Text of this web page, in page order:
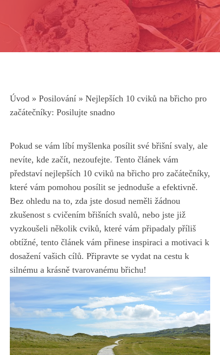
Úvod » Posilování » Nejlepších 10 cviků na břicho pro
začátečníky: Posilujte snadno
Pokud se vám líbí myšlenka posílit své břišní⁣ svaly, ale
nevíte,⁢ kde začít, nezoufejte.‌ Tento článek vám
představí nejlepších 10 cviků na břicho pro začátečníky,
které vám pomohou⁤ posílit se jednoduše⁣ a efektivně.
Bez ohledu ‌na to, zda jste dosud neměli ⁤žádnou
zkušenost s cvičením‍ břišních svalů,⁢ nebo jste již
vyzkoušeli několik cviků, ‌které vám připadaly ⁣příliš
obtížné, tento článek vám přinese inspiraci a motivaci k
dosažení vašich cílů. Připravte se vydat na cestu k⁢
silnému a krásně tvarovanému břichu!